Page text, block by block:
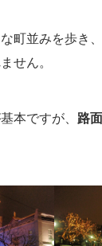
町並みを歩き
せん。
本ですが、 路